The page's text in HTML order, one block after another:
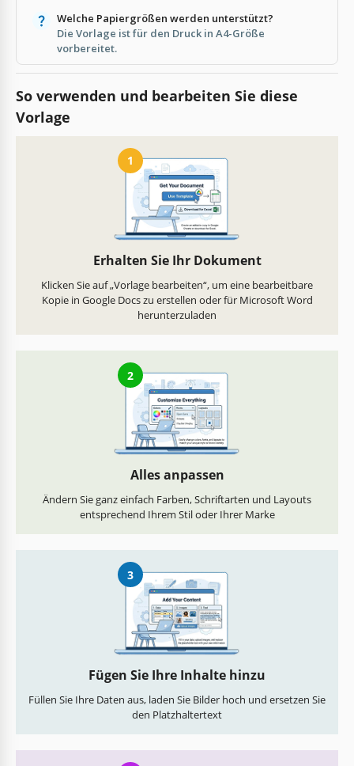
Welche Papiergrößen werden unterstützt?
Die Vorlage ist für den Druck in A4-Größe
vorbereitet.
So verwenden und bearbeiten Sie diese
Vorlage
1
Erhalten Sie Ihr Dokument
Klicken Sie auf „Vorlage bearbeiten“, um eine bearbeitbare
Kopie in Google Docs zu erstellen oder für Microsoft Word
herunterzuladen
2
Alles anpassen
Ändern Sie ganz einfach Farben, Schriftarten und Layouts
entsprechend Ihrem Stil oder Ihrer Marke
3
Fügen Sie Ihre Inhalte hinzu
Füllen Sie Ihre Daten aus, laden Sie Bilder hoch und ersetzen Sie
den Platzhaltertext